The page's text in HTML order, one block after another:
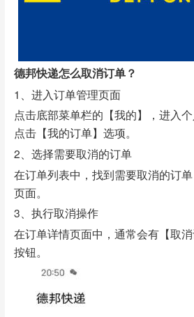
德邦快递怎么取消订单？
1、进入订单管理页面
点击底部菜单栏的【我的】，进入
点击【我的订单】选项。
2、选择需要取消的订单
在订单列表中，找到需要取消的订
页面。
3、执行取消操作
在订单详情页面中，通常会有【取
按钮。